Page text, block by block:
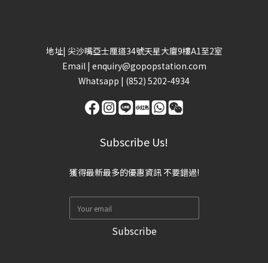
地址| 尖沙嘴亞士厘道34號天星大廈9樓A1至2室
Email | enquiry@gopopstation.com
Whatsapp | (852) 5202-4934
Subscribe Us!
獲得最新最多的優惠資訊 不要錯過!
Subscribe